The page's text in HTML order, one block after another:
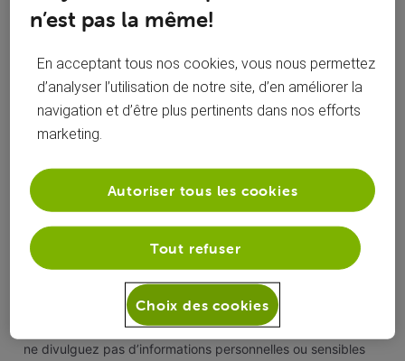
Oldest First
Oldest
First
Solution acceptée
R
roylion15
+9 plus
Bonjour@TLibion
merci de prendre connaissance de la charte pour bien
débuter sur le forum voo
https://forum.voo.be/page/la-charte
ne divulguez pas d’informations personnelles ou sensibles
n’est pas la même!
En acceptant tous nos cookies, vous nous permettez
d’analyser l’utilisation de notre site, d’en améliorer la
navigation et d’être plus pertinents dans nos efforts
marketing.
Tout refuser
Autoriser tous les cookies
Choix des cookies